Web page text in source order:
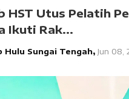
HST Utus Pelatih
Ikuti Rak...
Hulu Sungai Tengah, Jun 08,